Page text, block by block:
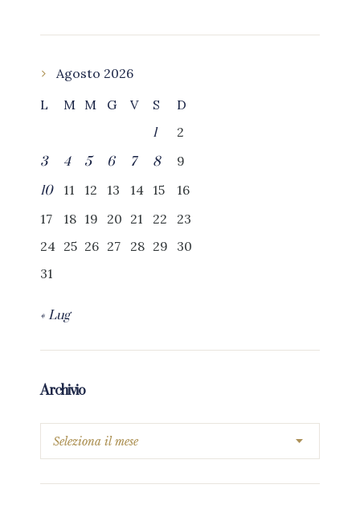
Agosto 2026
L
M M G V S
D
1
2
3
4 5 6 7 8
9
10
11 12 13 14 15
16
17
18 19 20 21 22
23
24 25 26 27 28 29
30
31
« Lug
Archivio